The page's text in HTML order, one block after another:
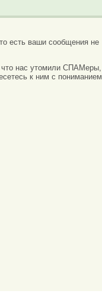
есть ваши сообщения не
что нас утомили СПАМеры,
к ним с пониманием.